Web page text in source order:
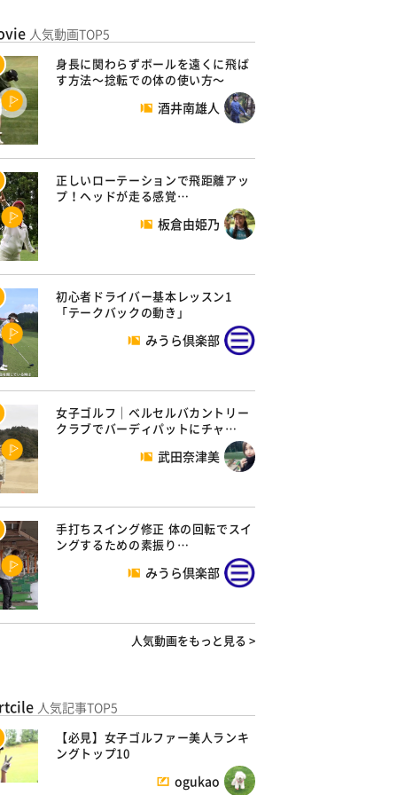
人気動画TOP5
身長に関わらずボールを遠くに飛ば
す方法～捻転での体の使い方～
酒井南雄人
正しいローテーションで飛距離アッ
プ！ヘッドが走る感覚…
板倉由姫乃
初心者ドライバー基本レッスン1
「テークバックの動き」
みうら倶楽部
女子ゴルフ｜ベルセルバカントリー
クラブでバーディパットにチャ…
武田奈津美
手打ちスイング修正 体の回転でスイ
ングするための素振り…
みうら倶楽部
人気動画をもっと見る >
人気記事TOP5
【必見】女子ゴルファー美人ランキ
ングトップ10
ogukao